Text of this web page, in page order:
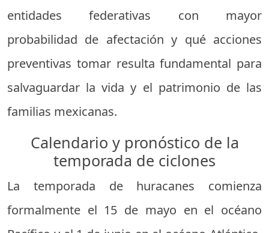
entidades federativas con mayor
probabilidad de afectación y qué acciones
preventivas tomar resulta fundamental para
salvaguardar la vida y el patrimonio de las
familias mexicanas.
Calendario y pronóstico de la
temporada de ciclones
La temporada de huracanes comienza
formalmente el 15 de mayo en el océano